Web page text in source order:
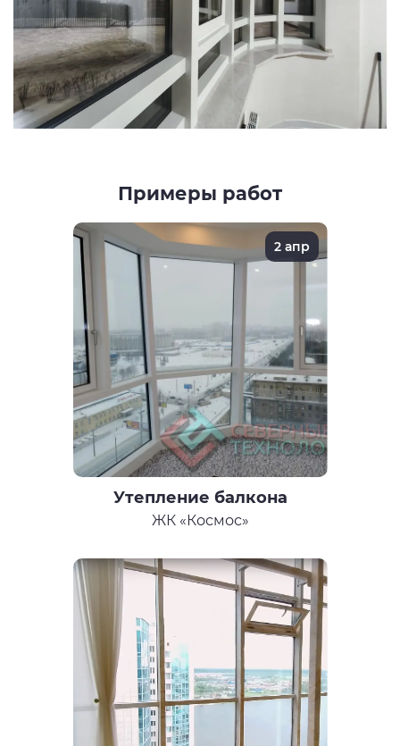
Примеры работ
2 апр
Утепление балкона
ЖК «Космос»